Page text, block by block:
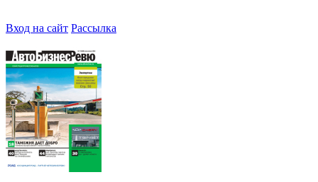
Вход на сайт Рассылка